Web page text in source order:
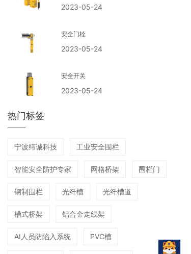
2023-05-24
安全门栓
2023-05-24
安全开关
2023-05-24
热门标签
宁波纬诚科技 工业安全围栏
智能安全防护专家 网格桥架 围栏门
钢制围栏 光纤槽 光纤槽道
槽式桥架 铝合金走线架
AI人员防陷入系统 PVC槽